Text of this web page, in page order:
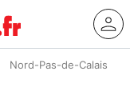
Nord-Pas-de-Calais